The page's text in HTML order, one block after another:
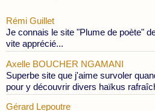
Rémi Guillet
Je connais le site "Plume de poète"
vite apprécié...
Axelle BOUCHER NGAMANI
Superbe site que j'aime survoler
pour y découvrir divers haïkus
Gérard Lepoutre